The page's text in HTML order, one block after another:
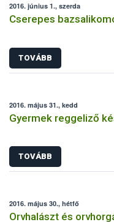
2016. június 1., szerda
Cserepes
TOVÁBB
2016. május 31., kedd
Gyermek reggeliző
TOVÁBB
2016. május 30., hétfő
Orvhalászt és